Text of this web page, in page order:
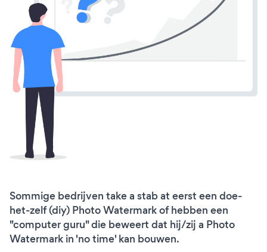
Sommige bedrijven take a stab at eerst een doe-
het-zelf (diy) Photo Watermark of hebben een
"computer guru" die beweert dat hij/zij a Photo
Watermark in 'no time' kan bouwen.